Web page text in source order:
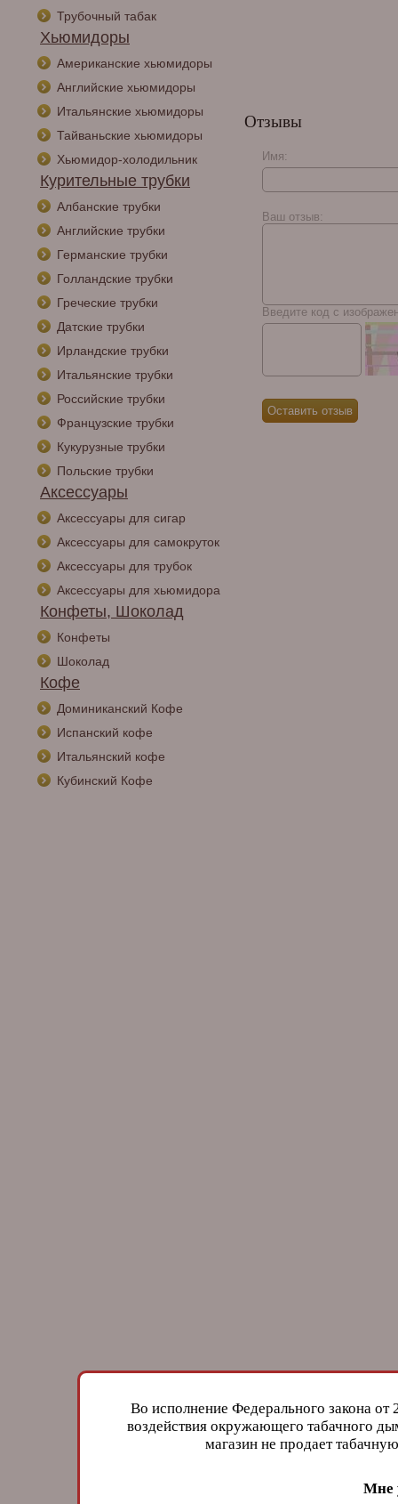
Трубочный табак
Хьюмидоры
Американские хьюмидоры
Английские хьюмидоры
Итальянские хьюмидоры
Тайваньские хьюмидоры
Хьюмидор-холодильник
Курительные трубки
Албанские трубки
Английские трубки
Германские трубки
Голландские трубки
Греческие трубки
Датские трубки
Ирландские трубки
Итальянские трубки
Российские трубки
Французские трубки
Кукурузные трубки
Польские трубки
Аксессуары
Аксессуары для сигар
Аксессуары для самокруток
Аксессуары для трубок
Аксессуары для хьюмидора
Конфеты, Шоколад
Конфеты
Шоколад
Кофе
Доминиканский Кофе
Испанский кофе
Итальянский кофе
Кубинский Кофе
Отзывы
Имя:
Ваш отзыв:
Введите код с
Во исполнение Федерального закона
воздействия окружающего табачного
магазин не продает
Мне